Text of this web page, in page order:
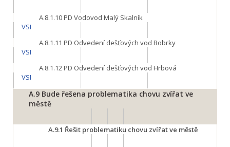
A.8.1.10PD Vodovod Malý Skalník
VSI
A.8.1.11 PD Odvedení dešťových vod Bobrky
VSI
A.8.1.12PD Odvedení dešťových vod Hrbová
VSI
A.9 Bude řešena problematika chovu zvířat ve
městě
A.9.1 Řešit problematiku chovu zvířat ve městě